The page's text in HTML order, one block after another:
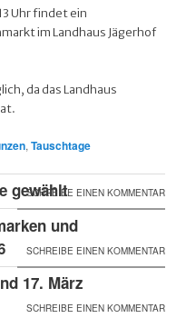
Uhr findet ein
im Landhaus Jägerhof
da das Landhaus
,Tauschtage
gewählt
SCHREIBE EINEN KOMMENTAR
und
SCHREIBE EINEN KOMMENTAR
17. März
SCHREIBE EINEN KOMMENTAR